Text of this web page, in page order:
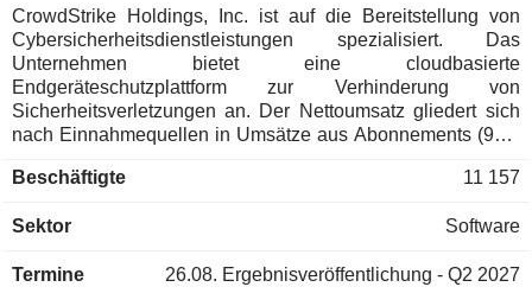
China
0,48 %
Luxemburg
0,44 %
Irland
0,4 %
Spanien
0,33 %
Polen
0,19 %
Singapur
0,14 %
CrowdStrike Holdings, Inc. ist auf die Bereitstellung von
Cybersicherheitsdienstleistungen spezialisiert. Das
Unternehmen bietet eine cloudbasierte
Endgeräteschutzplattform zur Verhinderung von
Sicherheitsverletzungen an. Der Nettoumsatz gliedert sich
nach Einnahmequellen in Umsätze aus Abonnements (94,9
%). Geografisch verteilt sich der Nettoumsatz wie folgt:
(16,3 %), Asien/Pazifik (10,3 %) und Sonstige (6,6 %).
Beschäftigte 11 157
Sektor Software
Termine 26.08. Ergebnisveröffentlichung - Q2 2027